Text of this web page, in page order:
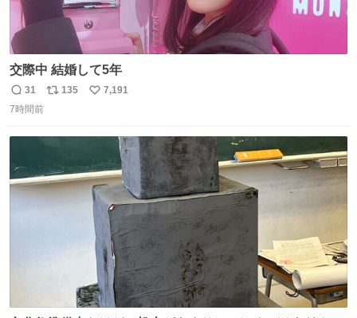
交際中 結婚して5年
返
信
31
リ
ト
135
い
7,191
7時間前